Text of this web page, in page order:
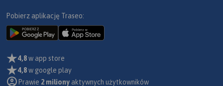
Pobierz aplikację Traseo:
4,8w app store
4,8w google play
Prawie 2 miliony aktywnych użytkowników